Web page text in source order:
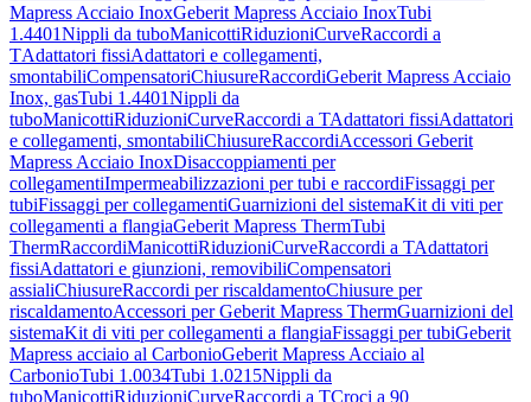
Mapress Acciaio InoxGeberit Mapress Acciaio InoxTubi
1.4401Nippli da tuboManicottiRiduzioniCurveRaccordi a
TAdattatori fissiAdattatori e collegamenti,
smontabiliCompensatoriChiusureRaccordiGeberit Mapress Acciaio
Inox, gasTubi 1.4401Nippli da
tuboManicottiRiduzioniCurveRaccordi a TAdattatori fissiAdattatori
e collegamenti, smontabiliChiusureRaccordiAccessori Geberit
Mapress Acciaio InoxDisaccoppiamenti per
collegamentiImpermeabilizzazioni per tubi e raccordiFissaggi per
tubiFissaggi per collegamentiGuarnizioni del sistemaKit di viti per
collegamenti a flangiaGeberit Mapress ThermTubi
ThermRaccordiManicottiRiduzioniCurveRaccordi a TAdattatori
fissiAdattatori e giunzioni, removibiliCompensatori
assialiChiusureRaccordi per riscaldamentoChiusure per
riscaldamentoAccessori per Geberit Mapress ThermGuarnizioni del
sistemaKit di viti per collegamenti a flangiaFissaggi per tubiGeberit
Mapress acciaio al CarbonioGeberit Mapress Acciaio al
CarbonioTubi 1.0034Tubi 1.0215Nippli da
tuboManicottiRiduzioniCurveRaccordi a TCroci a 90